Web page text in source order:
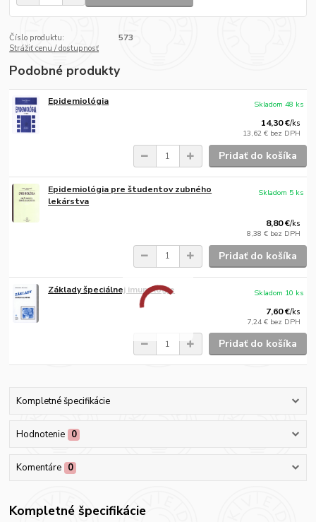
Číslo produktu:
573
Strážiť cenu / dostupnosť
Podobné produkty
Epidemiológia
14,30 €/ks
13,62 € bez DPH
Skladom 48 ks
Pridať do košíka
Epidemiológia pre študentov zubného
lekárstva
8,80 €/ks
8,38 € bez DPH
Skladom 5 ks
Pridať do košíka
Základy špeciálnej imunológie
7,60 €/ks
7,24 € bez DPH
Skladom 10 ks
Pridať do košíka
Kompletné špecifikácie
Hodnotenie 0
Komentáre 0
Kompletné špecifikácie